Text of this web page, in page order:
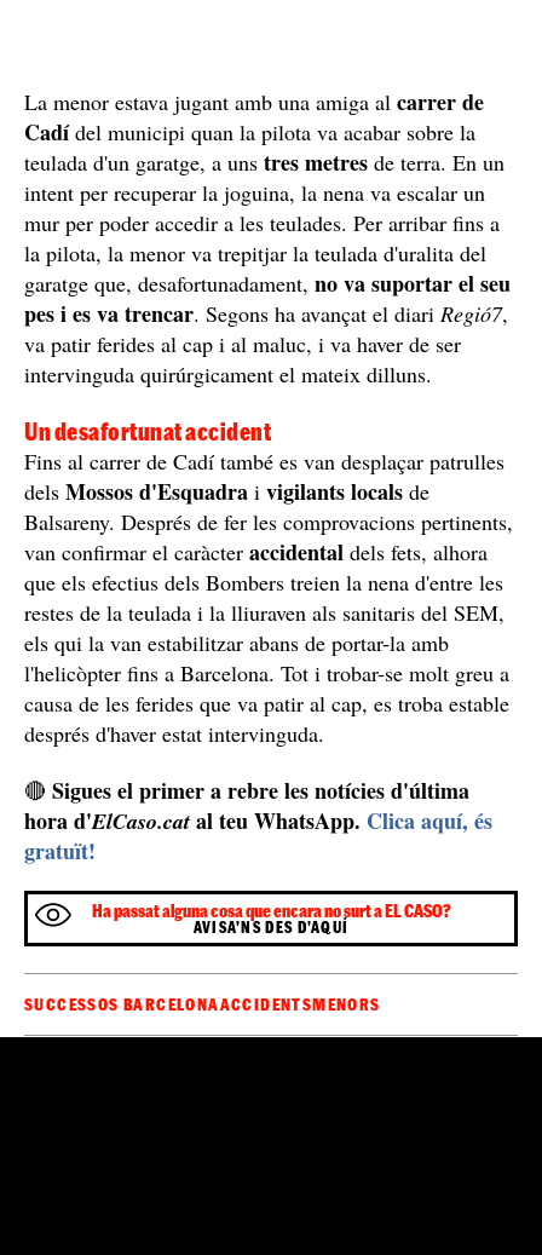
La menor estava jugant amb una amiga al carrer de
Cadídel municipi quan la pilota va acabar sobre la
teulada d'un garatge, a uns tres metres de terra. En un
intent per recuperar la joguina, la nena va escalar un
mur per poder accedir a les teulades. Per arribar fins a
la pilota, la menor va trepitjar la teulada d'uralita del
garatge que, desafortunadament, no va suportar el seu
pes i es va trencar. Segons ha avançat el diari Regió7,
va patir ferides al cap i al maluc, i va haver de ser
intervinguda quirúrgicament el mateix dilluns.
Un desafortunat accident
Fins al carrer de Cadí també es van desplaçar patrulles
dels Mossos d'Esquadra i vigilants locals de
Balsareny. Després de fer les comprovacions pertinents,
van confirmar el caràcter accidental dels fets, alhora
que els efectius dels Bombers treien la nena d'entre les
restes de la teulada i la lliuraven als sanitaris del SEM,
els qui la van estabilitzar abans de portar-la amb
l'helicòpter fins a Barcelona. Tot i trobar-se molt greu a
causa de les ferides que va patir al cap, es troba estable
després d'haver estat intervinguda.
🔴 Sigues el primer a rebre les notícies d'última
hora d'ElCaso.cat al teu WhatsApp. Clica aquí, és
gratuït!
Ha passat alguna cosa que encara no surt a EL CASO?
AVISA'NS DES D'AQUÍ
SUCCESSOS BARCELONAACCIDENTSMENORS